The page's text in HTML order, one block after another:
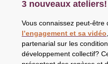
3 nouveaux ateliers!
Vous connaissez peut-être
l’engagement et sa vidéo
partenarial sur les
développement collectif?